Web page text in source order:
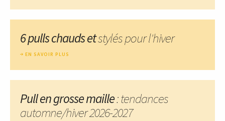
6 pulls chauds etstylés pour l'hiver
EN SAVOIR PLUS
Pull en grosse maille: tendances
automne/hiver 2026-2027